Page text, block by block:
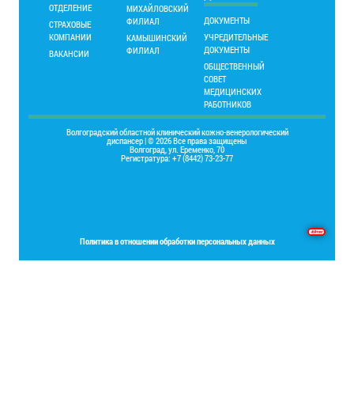
ОТДЕЛЕНИЕ
СТРАХОВЫЕ
КОМПАНИИ
ВАКАНСИИ
МИХАЙЛОВСКИЙ
ФИЛИАЛ
КАМЫШИНСКИЙ
ФИЛИАЛ
ДОКУМЕНТЫ
УЧРЕДИТЕЛЬНЫЕ
ДОКУМЕНТЫ
ОБЩЕСТВЕННЫЙ
СОВЕТ
МЕДИЦИНСКИХ
РАБОТНИКОВ
Волгоградский областной клинический кожно-венерологический
диспансер | © 2026 Все права защищены
Волгоград, ул. Еременко, 70
Регистратура: +7 (8442) 73-23-77
Политика в отношении обработки персональных данных